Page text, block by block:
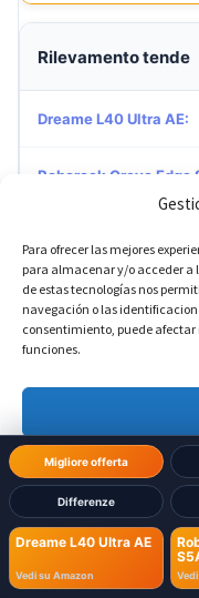
Para ofrecer las mejores
para almacenar y/o acceder a
de estas tecnologías nos
navegación o las
consentimiento, puede
funciones.
Política de cookies
Migliore offerta
Differenze
Dreame L40 Ultra AE
Vedi su Amazon
Rilevamento tende
Dreame L40 Ultra AE:
Roborock Qrevo Edge
Accesso remoto a
Roborock Qrevo Edge
Roborock Qrevo Slim:
LED visione